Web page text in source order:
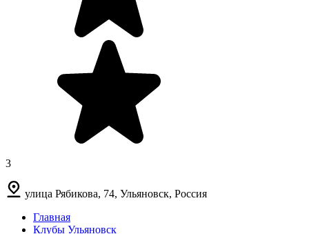
3
улица Рябикова, 74, Ульяновск, Россия
Главная
Клубы Ульяновск